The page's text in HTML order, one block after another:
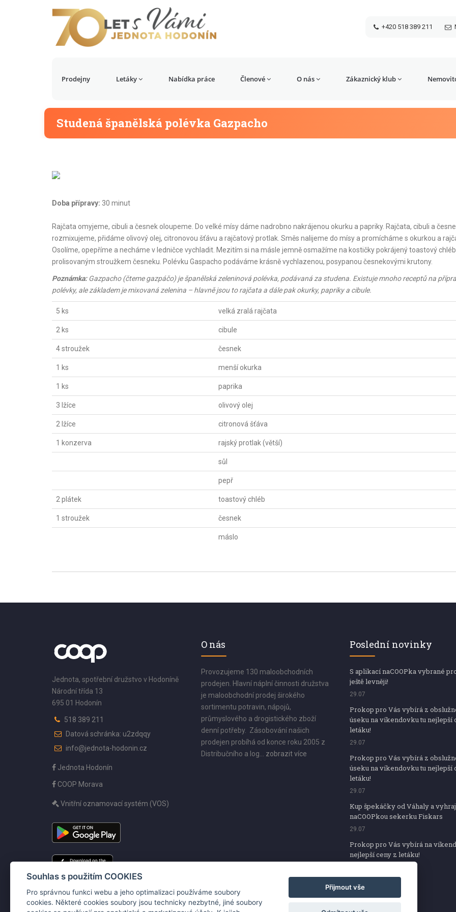
+420 518 389 211
Prodejny Letáky Nabídka práce Členové O nás Zákaznický klub
Studená španělská polévka Gazpacho
Doba přípravy: 30 minut
Rajčata omyjeme, cibuli a česnek oloupeme. Do velké mísy dáme nadrobno nakrájenou okurku a papriky. Rajčata, cibuli a
rozmixujeme, přidáme olivový olej, citronovou šťávu a rajčatový protlak. Směs nalijeme do mísy a promícháme s okurkou a
Osolíme, opepříme a necháme v ledničce vychladit. Mezitím si na másle jemně osmažíme na kostičky pokrájený toastový
prolisovaným stroužkem česneku. Polévku Gaspacho podáváme krásně vychlazenou, posypanou česnekovými krutony.
Poznámka:Gazpacho (čteme gazpáčo) je španělská zeleninová polévka, podávaná za studena. Existuje mnoho receptů na
polévky, ale základem je mixovaná zelenina – hlavně jsou to rajčata a dále pak okurky, papriky a cibule.
5 ks velká zralá rajčata
2 ks cibule
4 stroužek česnek
1 ks menší okurka
1 ks paprika
3 lžíce olivový olej
2 lžíce citronová šťáva
1 konzerva rajský protlak (větší)
sůl
pepř
2 plátek toastový chléb
1 stroužek česnek
máslo
Jednota, spotřební družstvo v Hodoníně
Národní třída 13
695 01 Hodonín
518 389 211
Datová schránka: u2zdqqy
info@jednota-hodonin.cz
Jednota Hodonín
COOP Morava
Vnitřní oznamovací systém (VOS)
O nás
Provozujeme 130 maloobchodních
prodejen. Hlavní náplní činnosti družstva
je maloobchodní prodej širokého
sortimentu potravin, nápojů,
průmyslového a drogistického zboží
denní potřeby. Zásobování našich
prodejen probíhá od konce roku 2005 z
Distribučního a log... zobrazit více
Poslední novinky
S aplikací naCOOPka vybrané
ještě levněji!
29.07
Prokop pro Vás vybírá z
úseku na víkendovku tu nejlepší
letáku!
29.07
Prokop pro Vás vybírá z
úseku na víkendovku tu nejlepší
letáku!
29.07
Kup špekáčky od Váhaly a
naCOOPkou sekerku Fiskars
29.07
Prokop pro Vás vybírá na
nejlepší ceny z letáku!
Souhlas s použitím COOKIES
Pro správnou funkci webu a jeho optimalizaci používáme soubory
cookies. Některé cookies soubory jsou technicky nezbytné, jiné soubory
Přijmout vše